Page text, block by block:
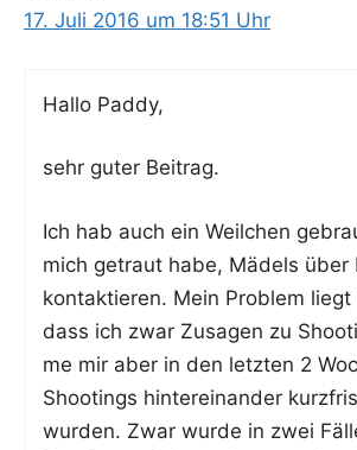
17. Juli 2016 um 18:51 Uhr
Hal­lo Paddy,
sehr guter Beitrag.
Ich hab auch ein Weil­chen
mich getraut habe, Mädels über
kon­tak­tie­ren. Mein Pro­blem liegt
dass ich zwar Zusa­gen zu
me mir aber in den letz­ten 2
Shoo­tings hin­ter­ein­an­der
wur­den. Zwar wur­de in zwei